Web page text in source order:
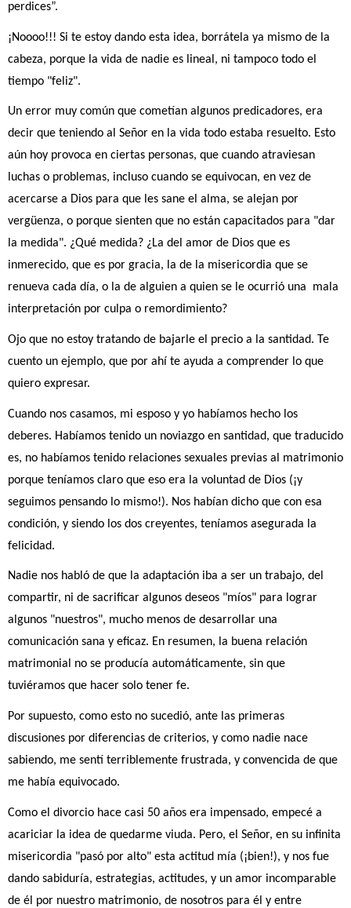
perdices”.
¡Noooo!!! Si te estoy dando esta idea, borrátela ya mismo de la
cabeza, porque la vida de nadie es lineal, ni tampoco todo el
tiempo "feliz".
Un error muy común que cometían algunos predicadores, era
decir que teniendo al Señor en la vida todo estaba resuelto. Esto
aún hoy provoca en ciertas personas, que cuando atraviesan
luchas o problemas, incluso cuando se equivocan, en vez de
acercarse a Dios para que les sane el alma, se alejan por
vergüenza, o porque sienten que no están capacitados para "dar
la medida". ¿Qué medida? ¿La del amor de Dios que es
inmerecido, que es por gracia, la de la misericordia que se
renueva cada día, o la de alguien a quien se le ocurrió una  mala
interpretación por culpa o remordimiento?
Ojo que no estoy tratando de bajarle el precio a la santidad. Te
cuento un ejemplo, que por ahí te ayuda a comprender lo que
quiero expresar.
Cuando nos casamos, mi esposo y yo habíamos hecho los
deberes. Habíamos tenido un noviazgo en santidad, que traducido
es, no habíamos tenido relaciones sexuales previas al matrimonio
porque teníamos claro que eso era la voluntad de Dios (¡y
seguimos pensando lo mismo!). Nos habían dicho que con esa
condición, y siendo los dos creyentes, teníamos asegurada la
felicidad.
Nadie nos habló de que la adaptación iba a ser un trabajo, del
compartir, ni de sacrificar algunos deseos "míos" para lograr
algunos "nuestros", mucho menos de desarrollar una
comunicación sana y eficaz. En resumen, la buena relación
matrimonial no se producía automáticamente, sin que
tuviéramos que hacer solo tener fe.
Por supuesto, como esto no sucedió, ante las primeras
discusiones por diferencias de criterios, y como nadie nace
sabiendo, me sentí terriblemente frustrada, y convencida de que
me había equivocado.
Como el divorcio hace casi 50 años era impensado, empecé a
acariciar la idea de quedarme viuda. Pero, el Señor, en su infinita
misericordia "pasó por alto" esta actitud mía (¡bien!), y nos fue
dando sabiduría, estrategias, actitudes, y un amor incomparable
de él por nuestro matrimonio, de nosotros para él y entre